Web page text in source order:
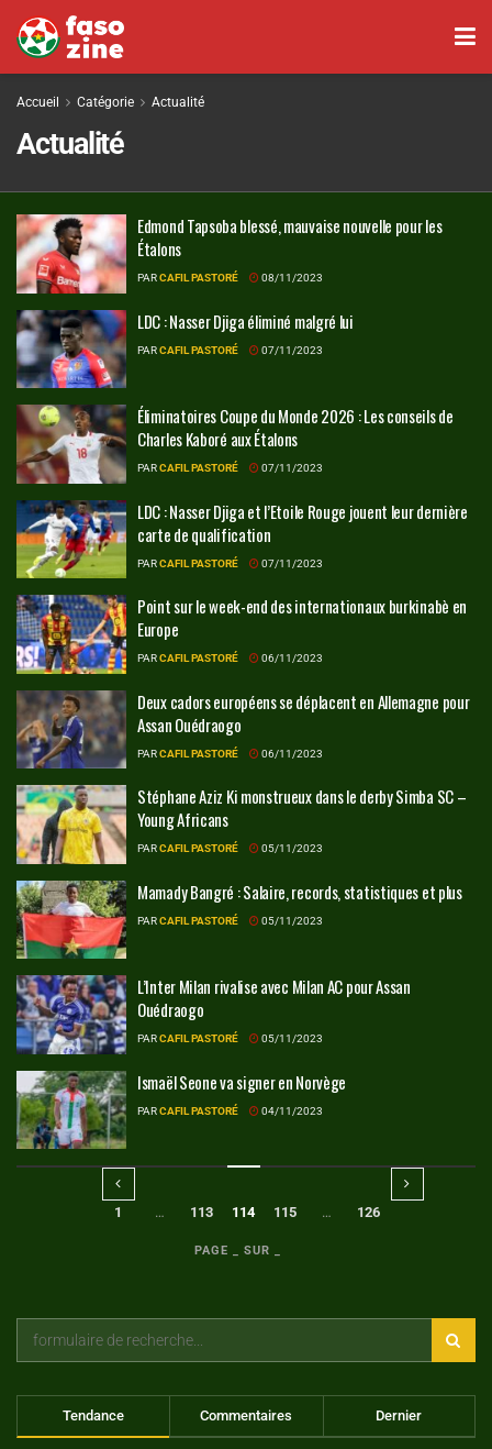
Accueil Catégorie Actualité
Actualité
Edmond Tapsoba blessé, mauvaise nouvelle pour les
Étalons
PARCAFIL PASTORÉ 08/11/2023
LDC : Nasser Djiga éliminé malgré lui
PARCAFIL PASTORÉ 07/11/2023
Éliminatoires Coupe du Monde 2026 : Les conseils de
Charles Kaboré aux Étalons
PARCAFIL PASTORÉ 07/11/2023
LDC : Nasser Djiga et l’Etoile Rouge jouent leur dernière
carte de qualification
PARCAFIL PASTORÉ 07/11/2023
Point sur le week-end des internationaux burkinabè en
Europe
PARCAFIL PASTORÉ 06/11/2023
Deux cadors européens se déplacent en Allemagne pour
Assan Ouédraogo
PARCAFIL PASTORÉ 06/11/2023
Stéphane Aziz Ki monstrueux dans le derby Simba SC –
Young Africans
PARCAFIL PASTORÉ 05/11/2023
Mamady Bangré : Salaire, records, statistiques et plus
PARCAFIL PASTORÉ 05/11/2023
L’Inter Milan rivalise avec Milan AC pour Assan
Ouédraogo
PARCAFIL PASTORÉ 05/11/2023
Ismaël Seone va signer en Norvège
PARCAFIL PASTORÉ 04/11/2023
PAGE _ SUR _
1 … 113 114 115 … 126
Tendance Commentaires Dernier